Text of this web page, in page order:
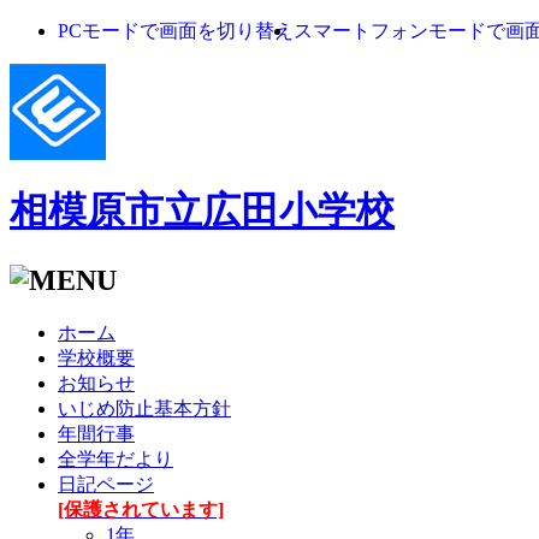
PCモードで画面を切り替え スマートフォンモードで画
相模原市立広田小学校
ホーム
学校概要
お知らせ
いじめ防止基本方針
年間行事
全学年だより
日記ページ
[保護されています]
1年